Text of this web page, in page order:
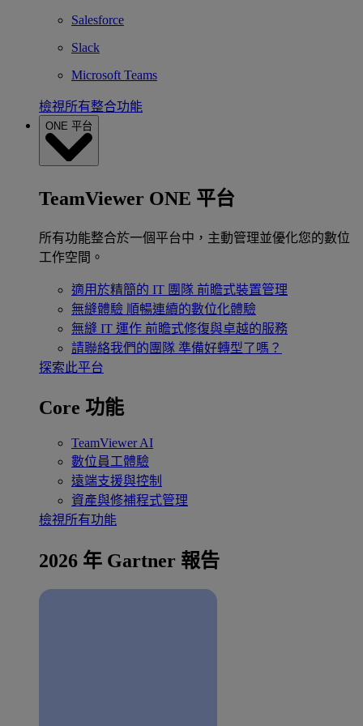
Salesforce
Slack
Microsoft Teams
檢視所有整合功能
ONE 平台
TeamViewer ONE 平台
所有功能整合於一個平台中，主動管理並優化您的數位
工作空間。
適用於精簡的 IT 團隊 前瞻式裝置管理
無縫體驗 順暢連續的數位化體驗
無縫 IT 運作 前瞻式修復與卓越的服務
請聯絡我們的團隊 準備好轉型了嗎？
探索此平台
Core 功能
TeamViewer AI
數位員工體驗
遠端支援與控制
資產與修補程式管理
檢視所有功能
2026 年 Gartner 報告